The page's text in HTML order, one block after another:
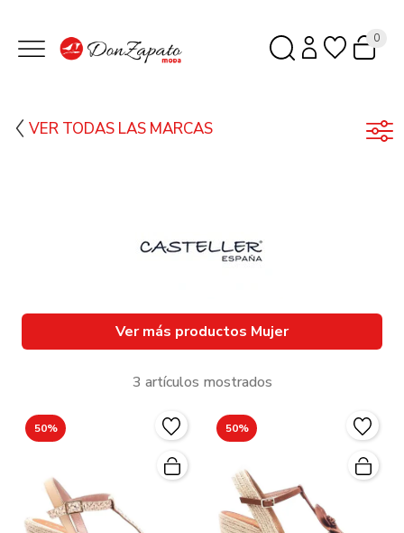
0
VER TODAS LAS MARCAS
Ver más productos Mujer
3 artículos mostrados
50% 50%